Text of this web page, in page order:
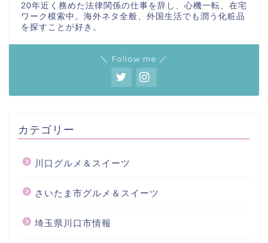
20年近く務めた法律関係の仕事を辞し、心機一転、在宅
ワーク模索中。海外ネタ全般、外国生活でも潤う化粧品
を探すことが好き。
＼ Follow me ／
カテゴリー
川口グルメ＆スイーツ
さいたま市グルメ＆スイーツ
埼玉県川口市情報